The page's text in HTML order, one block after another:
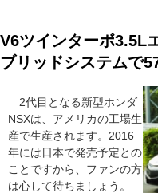
V6ツインターボ3.5L
ブリッドシステムで
2代目となる新型ホンダ
NSXは、アメリカの工場生
産で生産されます。2016
年には日本で発売予定との
ことですから、ファンの方
は心して待ちましょう。